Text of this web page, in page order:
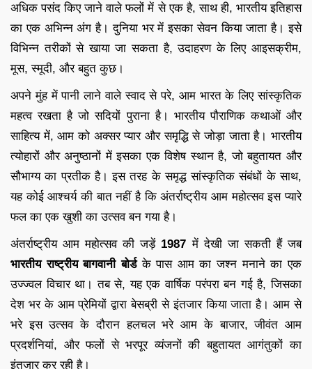
अधिक पसंद किए जाने वाले फलों में से एक है, साथ ही, भारतीय इतिहास
का एक अभिन्न अंग है। दुनिया भर में इसका सेवन किया जाता है। इसे
विभिन्न तरीकों से खाया जा सकता है, उदाहरण के लिए आइसक्रीम,
मूस, स्मूदी, और बहुत कुछ।
अपने मुंह में पानी लाने वाले स्वाद से परे, आम भारत के लिए सांस्कृतिक
महत्व रखता है जो सदियों पुराना है। भारतीय पौराणिक कथाओं और
साहित्य में, आम को अक्सर प्यार और समृद्धि से जोड़ा जाता है। भारतीय
त्योहारों और अनुष्ठानों में इसका एक विशेष स्थान है, जो बहुतायत और
सौभाग्य का प्रतीक है। इस तरह के समृद्ध सांस्कृतिक संबंधों के साथ,
यह कोई आश्चर्य की बात नहीं है कि अंतर्राष्ट्रीय आम महोत्सव इस प्यारे
फल का एक खुशी का उत्सव बन गया है।
अंतर्राष्ट्रीय आम महोत्सव की जड़ें 1987 में देखी जा सकती हैं जब
भारतीय राष्ट्रीय बागवानी बोर्डके पास आम का जश्न मनाने का एक
उज्ज्वल विचार था। तब से, यह एक वार्षिक परंपरा बन गई है, जिसका
देश भर के आम प्रेमियों द्वारा बेसब्री से इंतजार किया जाता है। आम से
भरे इस उत्सव के दौरान हलचल भरे आम के बाजार, जीवंत आम
प्रदर्शनियां, और फलों से भरपूर व्यंजनों की बहुतायत आगंतुकों का
इंतजार कर रही है।